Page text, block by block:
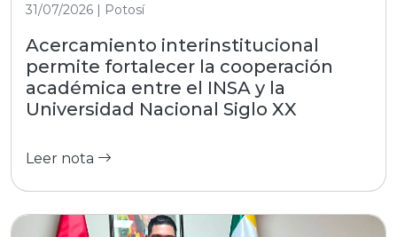
31/07/2026 | Potosí
Acercamiento interinstitucional
permite fortalecer la cooperación
académica entre el INSA y la
Universidad Nacional Siglo XX
Leer nota